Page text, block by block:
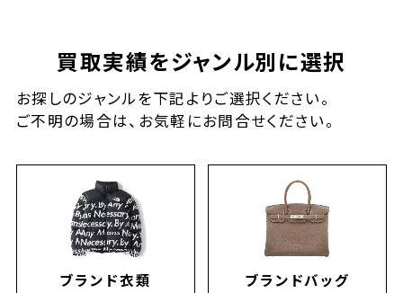
買取実績をジャンル別に選択
お探しのジャンルを下記よりご選択ください。
ご不明の場合は、お気軽にお問合せください。
ブランド衣類 ブランドバッグ